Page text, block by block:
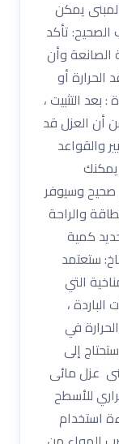
يمكن
الصحيح: تأكد
الصانعة وأن
أو
التثبيت ،
أن العزل قد
والقواعد
وسيوفر
والراحة
كمية
ستعتمد
التي
،
في
إلى
عزل مائى
للأسطح
استخدام